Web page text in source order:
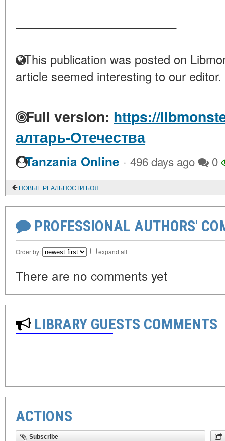
This publication was posted on
article seemed interesting to our editor.
Full version: https://
алтарь-Отечества
Tanzania Online · 496 days ago 0
НОВЫЕ РЕАЛЬНОСТИ БОЯ
PROFESSIONAL AUTHORS'
Order by: expand all
There are no comments yet
LIBRARY GUESTS COMMENTS
ACTIONS
Subscribe